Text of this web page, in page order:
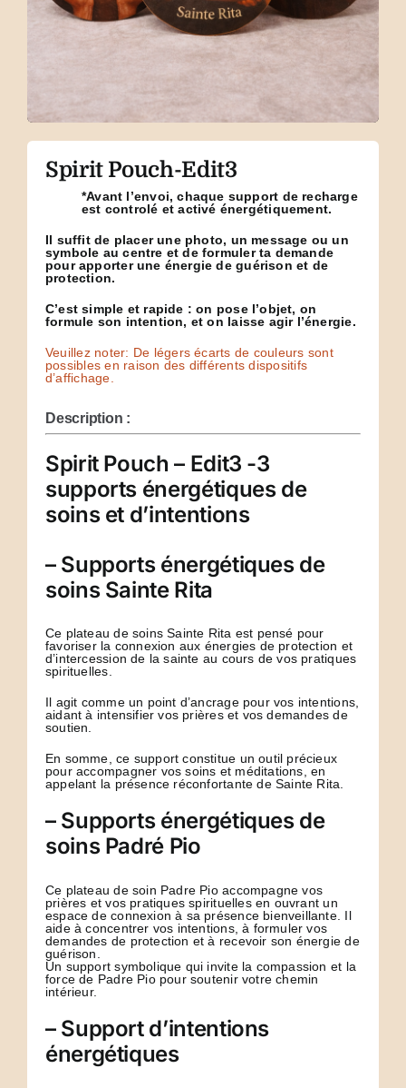
Spirit Pouch-Edit3
*Avant l’envoi, chaque support de recharge
est controlé et activé énergétiquement.
Il suffit de placer une photo, un message ou un
symbole au centre et de formuler ta demande
pour apporter une énergie de guérison et de
protection.
C’est simple et rapide : on pose l’objet, on
formule son intention, et on laisse agir l’énergie.
Veuillez noter: De légers écarts de couleurs sont
possibles en raison des différents dispositifs
d’affichage.
Description :
Spirit Pouch – Edit3 -3
supports énergétiques de
soins et d’intentions
– Supports énergétiques de
soins Sainte Rita
Ce plateau de soins Sainte Rita est pensé pour
favoriser la connexion aux énergies de protection et
d’intercession de la sainte au cours de vos pratiques
spirituelles.
Il agit comme un point d’ancrage pour vos intentions,
aidant à intensifier vos prières et vos demandes de
soutien.
En somme, ce support constitue un outil précieux
pour accompagner vos soins et méditations, en
appelant la présence réconfortante de Sainte Rita.
– Supports énergétiques de
soins Padré Pio
Ce plateau de soin Padre Pio accompagne vos
prières et vos pratiques spirituelles en ouvrant un
espace de connexion à sa présence bienveillante. Il
aide à concentrer vos intentions, à formuler vos
demandes de protection et à recevoir son énergie de
guérison.
Un support symbolique qui invite la compassion et la
force de Padre Pio pour soutenir votre chemin
intérieur.
– Support d’intentions
énergétiques